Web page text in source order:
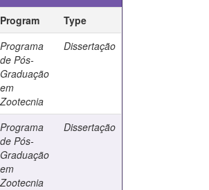
Program
Type
Programa
de Pós-
Graduação
em
Zootecnia
Dissertação
Programa
de Pós-
Graduação
em
Zootecnia
Dissertação